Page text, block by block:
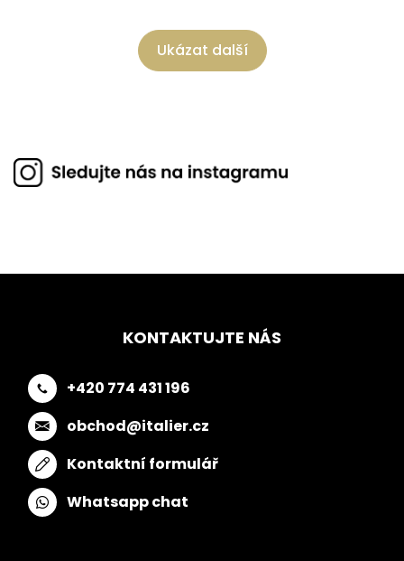
Ukázat další
KONTAKTUJTE NÁS
+420 774 431 196
obchod@italier.cz
Kontaktní formulář
Whatsapp chat